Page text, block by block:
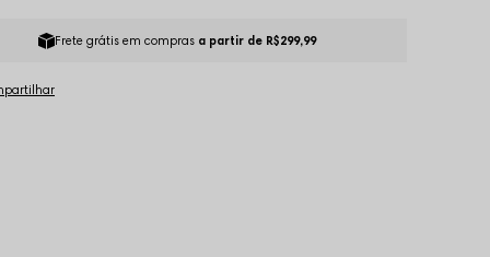
Frete grátis em compras a partir de R$299,99